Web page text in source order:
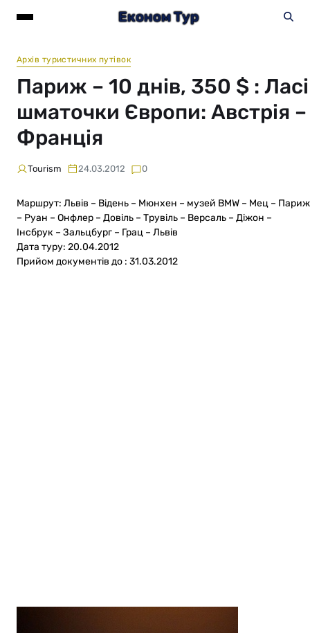
Економ Тур
Архів туристичних путівок
Париж – 10 днів, 350 $ : Ласі
шматочки Європи: Австрія –
Франція
Tourism 24.03.2012 0
Маршрут: Львів – Відень – Мюнхен – музей BMW – Мец – Париж
– Руан – Онфлер – Довіль – Трувіль – Версаль – Діжон –
Інсбрук – Зальцбург – Грац – Львів
Дата туру: 20.04.2012
Прийом документів до : 31.03.2012